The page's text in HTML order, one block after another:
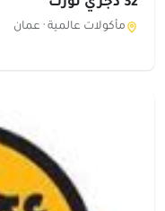
32 دجري نورث
مأكولات عالمية · عمان